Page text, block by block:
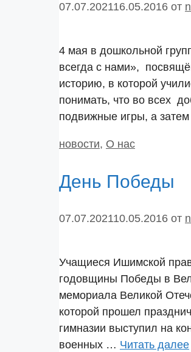
07.07.202116.05.2016 от
4 мая в дошкольной
всегда с нами»,
историю, в которой
понимать, что во всех
подвижные игры, а
Рубрики
новости, О нас
День Победы
07.07.202110.05.2016 от
Учащиеся Ишимской
годовщины Победы в
мемориала Великой
которой прошел
гимназии выступил на
военных … Читать далее